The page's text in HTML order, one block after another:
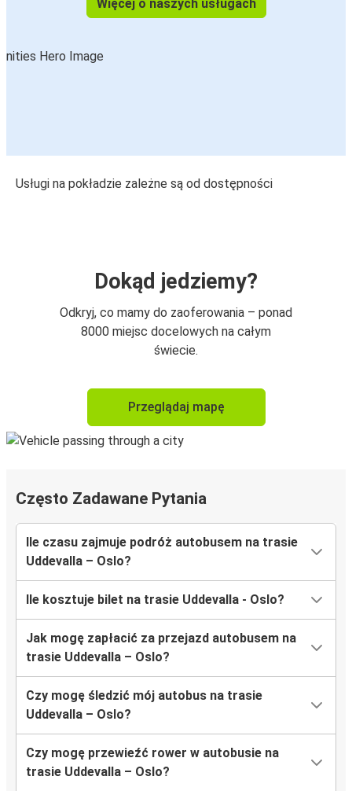
Więcej o naszych usługach
Usługi na pokładzie zależne są od dostępności
Dokąd jedziemy?
Odkryj, co mamy do zaoferowania – ponad
8000 miejsc docelowych na całym
świecie.
Przeglądaj mapę
Często Zadawane Pytania
Ile czasu zajmuje podróż autobusem na trasie
Uddevalla – Oslo?
Ile kosztuje bilet na trasie Uddevalla - Oslo?
Jak mogę zapłacić za przejazd autobusem na
trasie Uddevalla – Oslo?
Czy mogę śledzić mój autobus na trasie
Uddevalla – Oslo?
Czy mogę przewieźć rower w autobusie na
trasie Uddevalla – Oslo?